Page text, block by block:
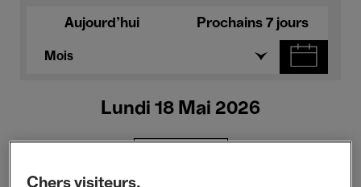
Aujourd'hui Prochains 7 jours
Mois
Lundi 18 Mai 2026